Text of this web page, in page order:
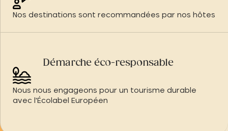
Nos destinations sont recommandées par nos hôtes
Démarche éco-responsable
Nous nous engageons pour un tourisme durable
avec l'Écolabel Européen